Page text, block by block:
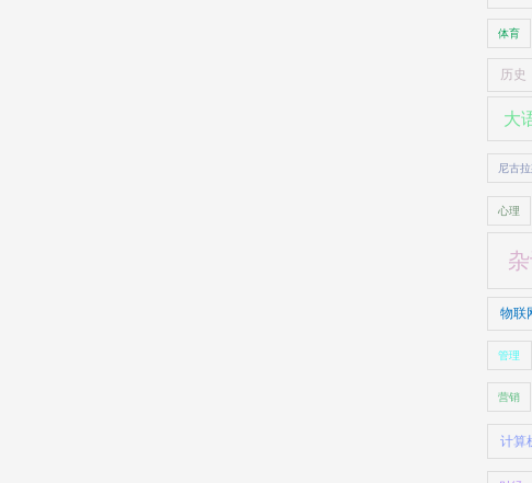
体育
历史
大
尼古
心理
物联
管理
营销
计算